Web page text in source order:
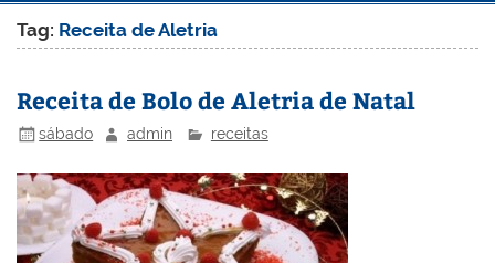
Tag: Receita de Aletria
Receita de Bolo de Aletria de Natal
sábado admin receitas